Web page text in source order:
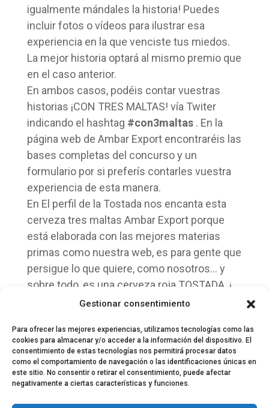
Gestionar consentimiento
Para ofrecer las mejores experiencias, utilizamos tecnologías como las
cookies para almacenar y/o acceder a la información del dispositivo. El
consentimiento de estas tecnologías nos permitirá procesar datos
como el comportamiento de navegación o las identificaciones únicas en
este sitio. No consentir o retirar el consentimiento, puede afectar
negativamente a ciertas características y funciones.
igualmente mándales la historia! Puedes
incluir fotos o vídeos para ilustrar esa
experiencia en la que venciste tus miedos.
La mejor historia optará al mismo premio que
en el caso anterior.
En ambos casos, podéis contar vuestras
historias ¡CON TRES MALTAS! vía Twiter
indicando el hashtag #con3maltas. En la
página web de Ambar Export encontraréis las
bases completas del concurso y un
formulario por si preferís contarles vuestra
experiencia de esta manera.
En El perfil de la Tostada nos encanta esta
cerveza tres maltas Ambar Export porque
está elaborada con las mejores materias
primas como nuestra web, es para gente que
persigue lo que quiere, como nosotros… y
sobre todo, es una cerveza roja TOSTADA. ¡
Somos una web#con3maltas!